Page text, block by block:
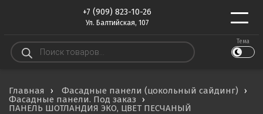
+7 (909) 823-10-26
Ул. Балтийская, 107
Поиск
товаров
Тема
Главная
Фасадные панели (цокольный сайдинг)
Фасадные панели. Под заказ
ПАНЕЛЬ ШОТЛАНДИЯ ЭКО, ЦВЕТ ПЕСЧАНЫЙ